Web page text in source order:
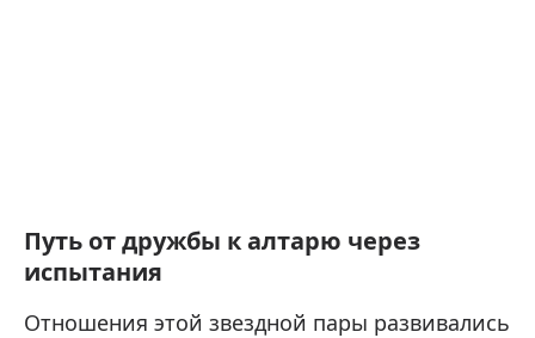
Путь от дружбы к алтарю через
испытания
Отношения этой звездной пары развивались